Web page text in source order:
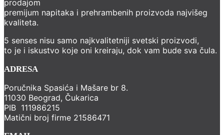
prodajom
premijum napitaka i prehrambenih proizvoda najvišeg
kvaliteta.
5 senses nisu samo najkvalitetniji svetski proizvodi,
to je i iskustvo koje oni kreiraju, dok vam bude sva čula.
ADRESA
Poručnika Spasića i Mašare br 8.
11030 Beograd, Čukarica
PIB 111986215
Matični broj firme 21586471